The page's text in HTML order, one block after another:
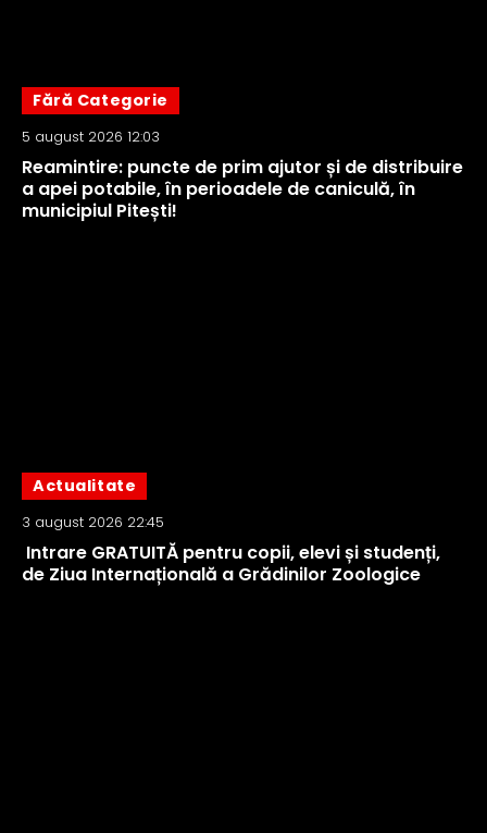
Fără Categorie
5 august 2026 12:03
Reamintire: puncte de prim ajutor și de distribuire
a apei potabile, în perioadele de caniculă, în
municipiul Pitești!
Actualitate
3 august 2026 22:45
Intrare GRATUITĂ pentru copii, elevi și studenți,
de Ziua Internațională a Grădinilor Zoologice